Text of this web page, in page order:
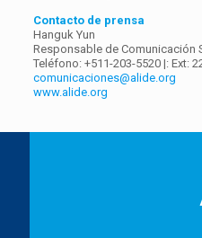
Contacto de prensa
Hanguk Yun
Responsable de Comunicación
Teléfono: +511-203-5520 |: Ext:
comunicaciones@alide.org
www.alide.org